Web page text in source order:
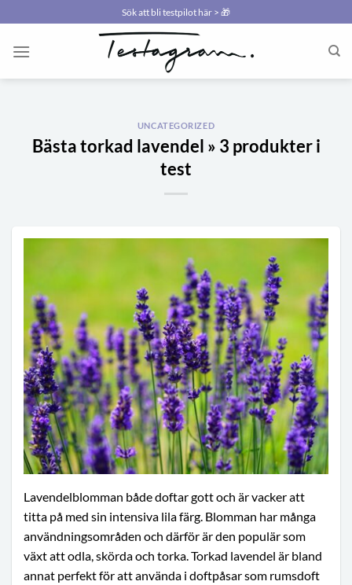
to
content
Sök att bli testpilot här > 🎁
UNCATEGORIZED
Bästa torkad lavendel » 3 produkter i
test
Lavendelblomman både doftar gott och är vacker att
titta på med sin intensiva lila färg. Blomman har många
användningsområden och därför är den populär som
växt att odla, skörda och torka. Torkad lavendel är bland
annat perfekt för att använda i doftpåsar som rumsdoft